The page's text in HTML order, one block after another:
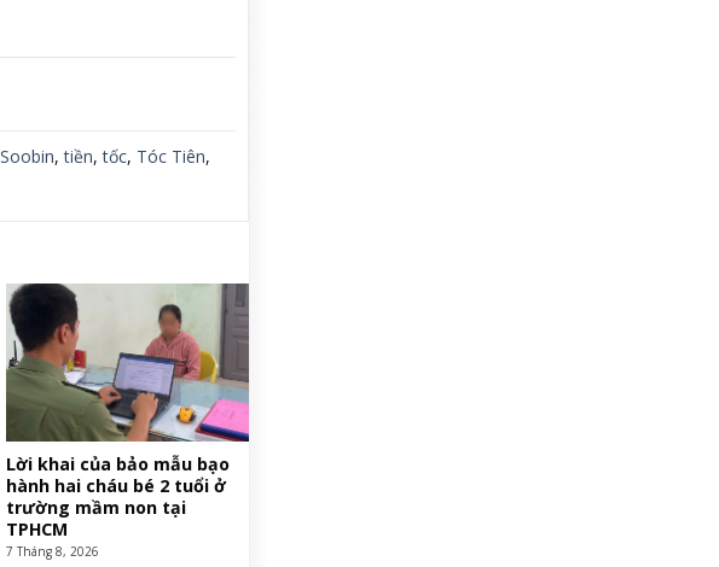
Soobin,tiền,tốc, Tóc Tiên,
Lời khai của bảo mẫu bạo
hành hai cháu bé 2 tuổi ở
trường mầm non tại
TPHCM
7 Tháng 8, 2026